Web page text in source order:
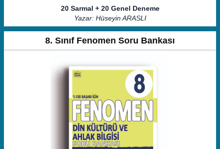
20 Sarmal + 20 Genel Deneme
Yazar: Hüseyin ARASLI
8. Sınıf Fenomen Soru Bankası